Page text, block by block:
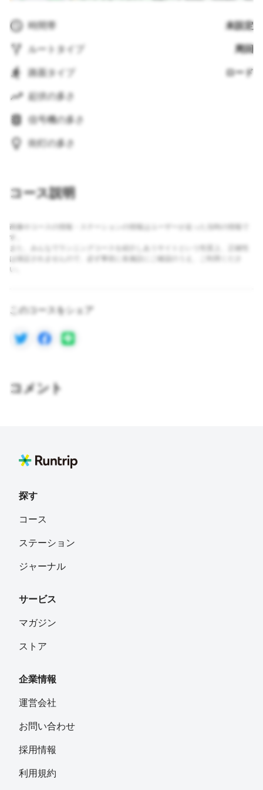
時間帯 未設定
ルートタイプ 周回
路面タイプ ロード
起伏の多さ
信号機の多さ
街灯の多さ
コース説明
画像やコースの情報・ステーションの情報はユーザーが走った当時の情報で
す。
また、みんなでランニングコースを紹介しあうサイトという性質上、正確性
は保証されませんので、必ず事前に各施設にご確認のうえ、ご利用くださ
い。
このコースをシェア
コメント
探す
コース
ステーション
ジャーナル
サービス
マガジン
ストア
企業情報
運営会社
お問い合わせ
採用情報
利用規約